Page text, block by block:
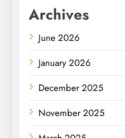
Archives
June 2026
January 2026
December 2025
November 2025